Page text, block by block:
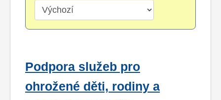
Podpora služeb pro
ohrožené děti, rodiny a